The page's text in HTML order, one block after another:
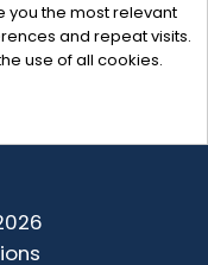
you the most relevant
and repeat visits.
use of all cookies.